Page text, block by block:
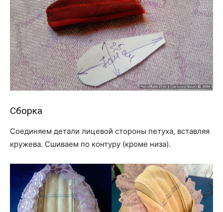
Сборка
Соединяем детали лицевой стороны петуха, вставляя
кружева. Сшиваем по контуру (кроме низа).